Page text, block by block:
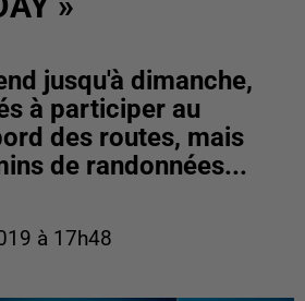
jusqu'à dimanche,
à participer au
des routes, mais
de randonnées...
à 17h48